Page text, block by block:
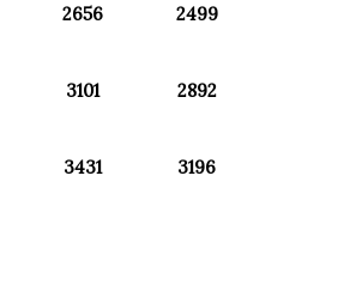
2656 2499
3101 2892
3431 3196